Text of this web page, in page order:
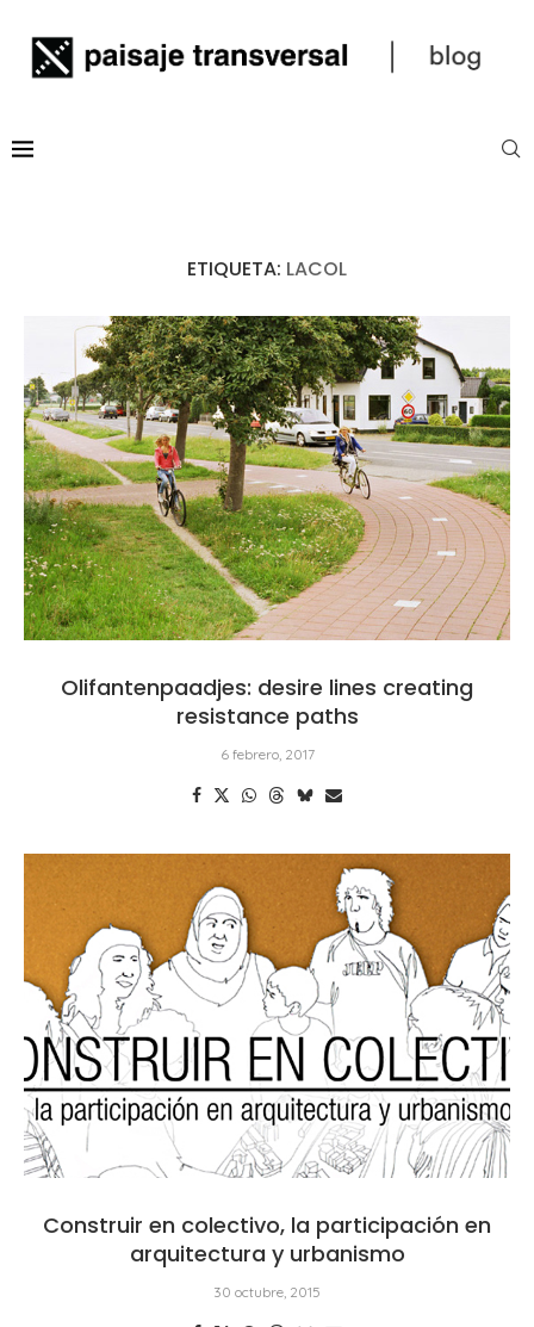
ETIQUETA: LACOL
Olifantenpaadjes: desire lines creating
resistance paths
6 febrero, 2017
Construir en colectivo, la participación en
arquitectura y urbanismo
30 octubre, 2015